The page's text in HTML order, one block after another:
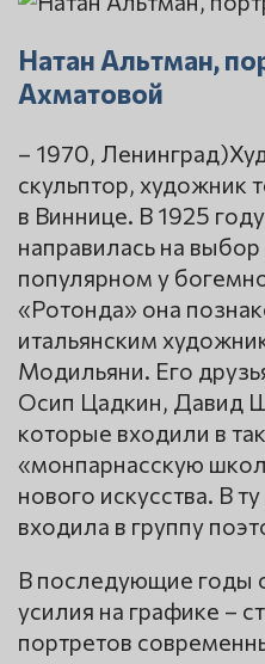
Натан Альтман,
Ахматовой
– 1970,
скульптор, художник
в Виннице. В 1925
направилась на
популярном у
«Ротонда» она
итальянским
Модильяни. Его
Осип Цадкин, Давид
которые входили в
«монпарнасскую
нового искусства. В
входила в группу
В последующие годы
усилия на графике –
портретов